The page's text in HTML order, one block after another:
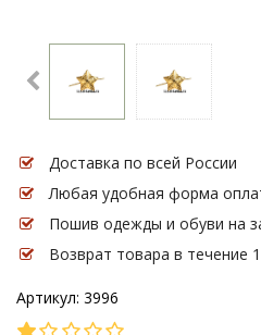
Доставка по всей России
Любая удобная форма
Пошив одежды и обуви на
Возврат товара в течение
Артикул: 3996